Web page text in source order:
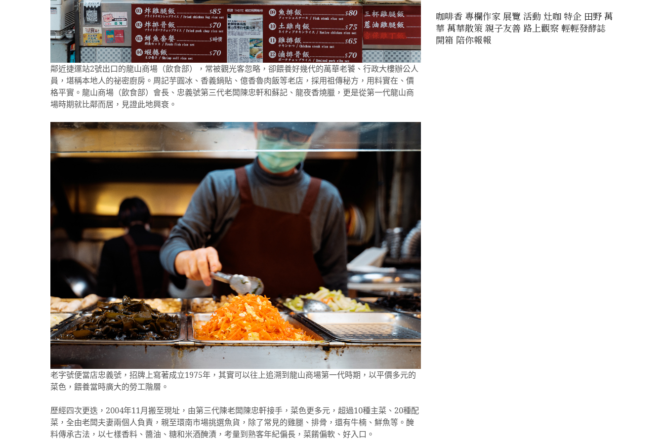
鄰近捷運站2號出口的龍山商場（飲食部），常被觀光客忽略，卻餵養好幾代的萬華老饕、行政大樓辦公人
員，堪稱本地人的祕密廚房。周記芋圓冰、香義鍋貼、億香魯肉飯等老店，採用祖傳秘方，用料實在、價
格平實。龍山商場（飲食部）會長、忠義號第三代老闆陳忠軒和蘇記、龍夜香燒臘，更是從第一代龍山商
場時期就比鄰而居，見證此地興衰。
老字號便當店忠義號，招牌上寫著成立1975年，其實可以往上追溯到龍山商場第一代時期，以平價多元的
菜色，餵養當時廣大的勞工階層。
歷經四次更迭，2004年11月搬至現址，由第三代陳老闆陳忠軒接手，菜色更多元，超過10種主菜、20種配
菜，全由老闆夫妻兩個人負責，親至環南市場挑選魚貨，除了常見的雞腿、排骨，還有牛楠、鮮魚等。醃
料傳承古法，以七樣香料、醬油、糖和米酒醃漬，考量到熟客年紀偏長，菜餚偏軟、好入口。
咖啡香 專欄作家 展覽 活動 灶咖特企 田野萬
華 萬華散策 親子友善 路上觀察輕輕發酵誌
開箱 陪你報報